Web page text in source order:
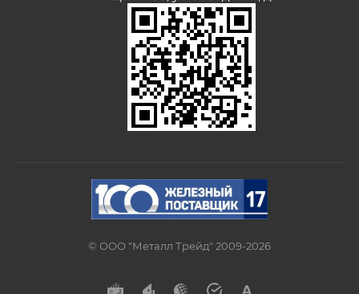
© ООО "Металл Трейд" 2009-2026